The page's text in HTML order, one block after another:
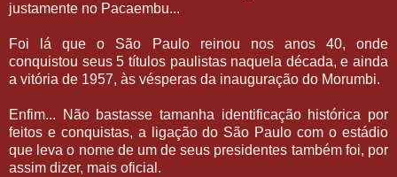
justamente no Pacaembu...
Foi lá que o São Paulo reinou nos anos 40, onde
conquistou seus 5 títulos paulistas naquela década, e ainda
a vitória de 1957, às vésperas da inauguração do Morumbi.
Enfim... Não bastasse tamanha identificação histórica por
feitos e conquistas, a ligação do São Paulo com o estádio
que leva o nome de um de seus presidentes também foi, por
assim dizer, mais oficial.